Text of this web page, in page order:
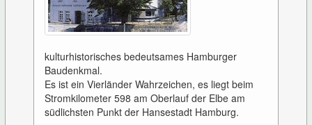
kulturhistorisches bedeutsames Hamburger
Baudenkmal.
Es ist ein Vierländer Wahrzeichen, es liegt beim
Stromkilometer 598 am Oberlauf der Elbe am
südlichsten Punkt der Hansestadt Hamburg.